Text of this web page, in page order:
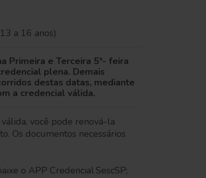
a 16 anos)
Primeira e Terceira 5°- feira
plena. Demais
destas datas, mediante
a credencial válida.
você pode renová-la
Os documentos necessários
o APP Credencial SescSP;